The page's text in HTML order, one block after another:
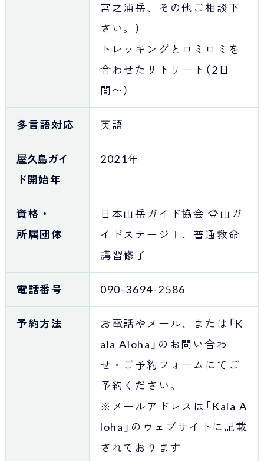
宮之浦岳、その他ご相談下
さい。）
トレッキングとロミロミを
合わせたリトリート（2日
間〜）
多言語対応 英語
屋久島ガイ
ド開始年
2021年
資格・
所属団体
日本山岳ガイド協会 登山ガ
イドステージⅠ、普通救命
講習修了
電話番号 090-3694-2586
予約方法
お電話やメール、または「K
ala Aloha」のお問い合わ
せ・ご予約フォームにてご
予約ください。
※メールアドレスは「Kala A
loha」のウェブサイトに記載
されております